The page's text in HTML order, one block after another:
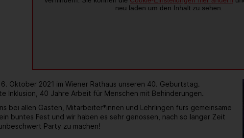
Oktober 2021 im Wiener Rathaus unseren 40. Geburtstag.
Inklusion, 40 Jahre Arbeit für Menschen mit Behinderungen.
bei allen Gästen, Mitarbeiter*innen und Lehrlingen fürs gemeinsame
buntes Fest und wir haben es sehr genossen, nach so langer Zeit
Party zu machen!